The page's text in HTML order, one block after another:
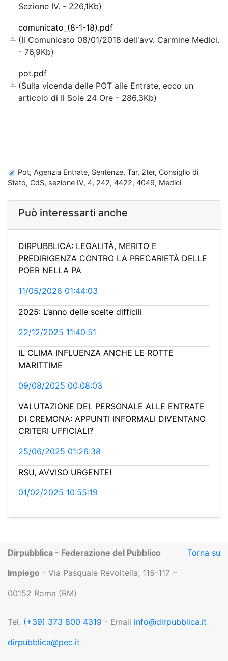
Sezione IV. - 226,1Kb)
comunicato_(8-1-18).pdf
(Il Comunicato 08/01/2018 dell'avv. Carmine Medici.
- 76,9Kb)
pot.pdf
(Sulla vicenda delle POT alle Entrate, ecco un
articolo di Il Sole 24 Ore - 286,3Kb)
Pot, Agenzia Entrate, Sentenze, Tar, 2ter, Consiglio di
Stato, CdS, sezione IV, 4, 242, 4422, 4049, Medici
Può interessarti anche
DIRPUBBLICA: LEGALITÀ, MERITO E
PREDIRIGENZA CONTRO LA PRECARIETÀ DELLE
POER NELLA PA
11/05/2026 01:44:03
2025: L’anno delle scelte difficili
22/12/2025 11:40:51
IL CLIMA INFLUENZA ANCHE LE ROTTE
MARITTIME
09/08/2025 00:08:03
VALUTAZIONE DEL PERSONALE ALLE ENTRATE
DI CREMONA: APPUNTI INFORMALI DIVENTANO
CRITERI UFFICIALI?
25/06/2025 01:26:38
RSU, AVVISO URGENTE!
01/02/2025 10:55:19
Torna su
Dirpubblica - Federazione del Pubblico
Impiego - Via Pasquale Revoltella, 115-117 –
00152 Roma (RM)
Tel. (+39) 373 800 4319 - Email info@dirpubblica.it
dirpubblica@pec.it